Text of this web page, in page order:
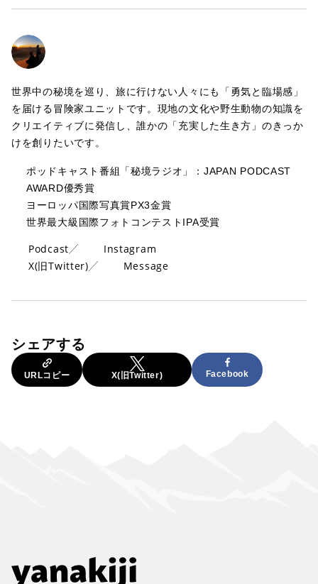
世界中の秘境を巡り、旅に行けない人々にも「勇気と臨場感」
を届ける冒険家ユニットです。現地の文化や野生動物の知識を
クリエイティブに発信し、誰かの「充実した生き方」のきっか
けを創りたいです。
ポッドキャスト番組「秘境ラジオ」：JAPAN PODCAST
AWARD優秀賞
ヨーロッパ国際写真賞PX3金賞
世界最大級国際フォトコンテストIPA受賞
Podcast
Instagram
X(旧Twitter)
Message
シェアする
URLコピー X(旧Twitter) Facebook